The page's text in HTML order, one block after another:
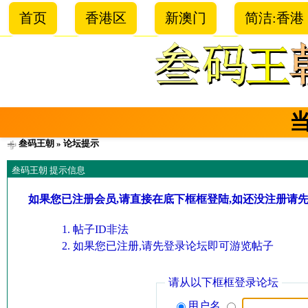
首页 香港区 新澳门 简洁:香港
叁码王朝 » 论坛提示
叁码王朝 提示信息
如果您已注册会员,请直接在底下框框登陆,如还没注册请
帖子ID非法
如果您已注册,请先登录论坛即可游览帖子
请从以下框框登录论坛
用户名